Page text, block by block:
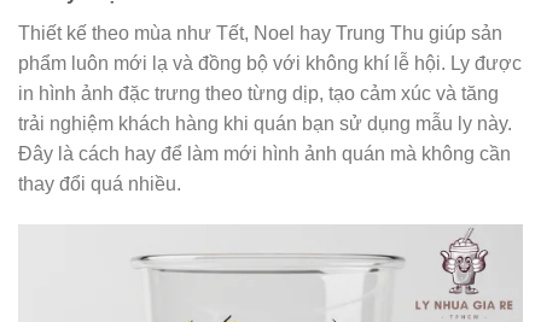
Thiết kế theo mùa như Tết, Noel hay Trung Thu giúp sản
phẩm luôn mới lạ và đồng bộ với không khí lễ hội. Ly được
in hình ảnh đặc trưng theo từng dịp, tạo cảm xúc và tăng
trải nghiệm khách hàng khi quán bạn sử dụng mẫu ly này.
Đây là cách hay để làm mới hình ảnh quán mà không cần
thay đổi quá nhiều.